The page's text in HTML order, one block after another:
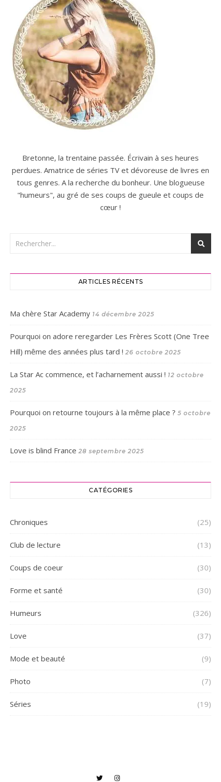
Bretonne, la trentaine passée. Écrivain à ses heures
perdues. Amatrice de séries TV et dévoreuse de livres en
tous genres. A la recherche du bonheur. Une blogueuse
"humeurs", au gré de ses coups de gueule et coups de
cœur !
ARTICLES RÉCENTS
Ma chère Star Academy 14 décembre 2025
Pourquoi on adore reregarder Les Frères Scott (One Tree
Hill) même des années plus tard ! 26 octobre 2025
La Star Ac commence, et l’acharnement aussi ! 12 octobre
2025
Pourquoi on retourne toujours à la même place ? 5 octobre
2025
Love is blind France 28 septembre 2025
CATÉGORIES
Chroniques (25)
Club de lecture (13)
Coups de coeur (30)
Forme et santé (30)
Humeurs (326)
Love (37)
Mode et beauté (9)
Photo (7)
Séries (19)